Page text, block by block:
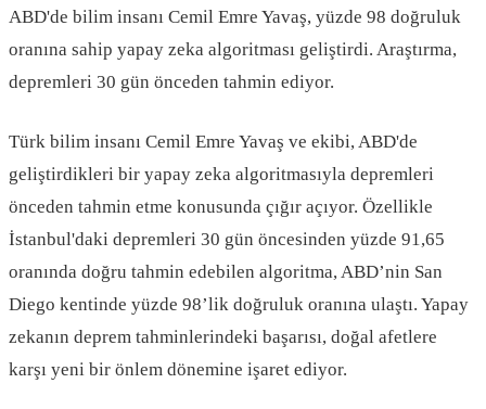
ABD'de bilim insanı Cemil Emre Yavaş, yüzde 98 doğruluk
oranına sahip yapay zeka algoritması geliştirdi. Araştırma,
depremleri 30 gün önceden tahmin ediyor.
Türk bilim insanı Cemil Emre Yavaş ve ekibi, ABD'de
geliştirdikleri bir yapay zeka algoritmasıyla depremleri
önceden tahmin etme konusunda çığır açıyor. Özellikle
İstanbul'daki depremleri 30 gün öncesinden yüzde 91,65
oranında doğru tahmin edebilen algoritma, ABD’nin San
Diego kentinde yüzde 98’lik doğruluk oranına ulaştı. Yapay
zekanın deprem tahminlerindeki başarısı, doğal afetlere
karşı yeni bir önlem dönemine işaret ediyor.